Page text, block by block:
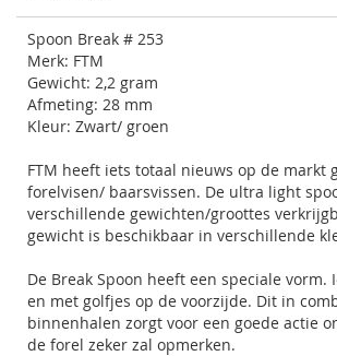
Spoon Break # 253
Merk: FTM
Gewicht: 2,2 gram
Afmeting: 28 mm
Kleur: Zwart/ groen
FTM heeft iets totaal nieuws op de markt
forelvisen/ baarsvissen. De ultra light
verschillende gewichten/groottes
gewicht is beschikbaar in verschillende
De Break Spoon heeft een speciale vorm.
en met golfjes op de voorzijde. Dit in
binnenhalen zorgt voor een goede actie
de forel zeker zal opmerken.